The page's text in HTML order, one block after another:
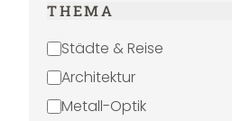
THEMA
Städte & Reise
Architektur
Metall-Optik